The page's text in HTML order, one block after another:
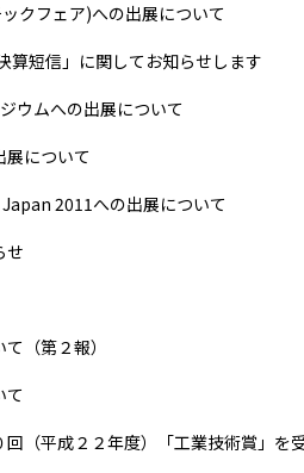
クフェア)への出展について
算短信」に関してお知らせします
ウムへの出展について
について
2011への出展について
せ
（第２報）
て
（平成２２年度）「工業技術賞」を